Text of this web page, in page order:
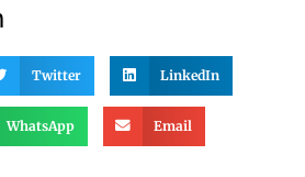
Twitter LinkedIn
WhatsApp Email